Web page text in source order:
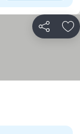
공유 즐